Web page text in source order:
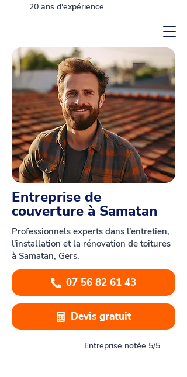
20 ans d'expérience
Entreprise de
couverture à Samatan
Professionnels experts dans l'entretien,
l'installation et la rénovation de toitures
à Samatan, Gers.
07 56 82 61 43
Devis gratuit
Entreprise notée 5/5